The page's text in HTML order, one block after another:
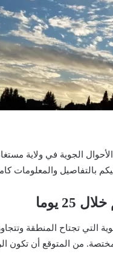
ولاية مستغانم خلال 25 يوما،
بالتفاصيل والمعلومات
يوما
من المتوقع أن تكون